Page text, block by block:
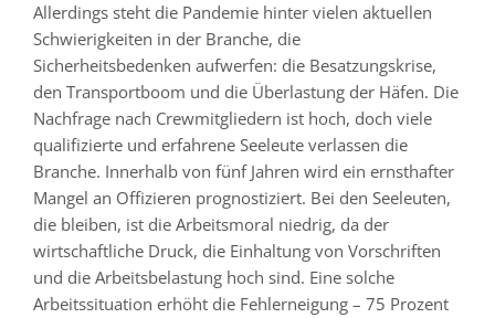
Allerdings steht die Pandemie hinter vielen aktuellen
Schwierigkeiten in der Branche, die
Sicherheitsbedenken aufwerfen: die Besatzungskrise,
den Transportboom und die Überlastung der Häfen. Die
Nachfrage nach Crewmitgliedern ist hoch, doch viele
qualifizierte und erfahrene Seeleute verlassen die
Branche. Innerhalb von fünf Jahren wird ein ernsthafter
Mangel an Offizieren prognostiziert. Bei den Seeleuten,
die bleiben, ist die Arbeitsmoral niedrig, da der
wirtschaftliche Druck, die Einhaltung von Vorschriften
und die Arbeitsbelastung hoch sind. Eine solche
Arbeitssituation erhöht die Fehlerneigung – 75 Prozent